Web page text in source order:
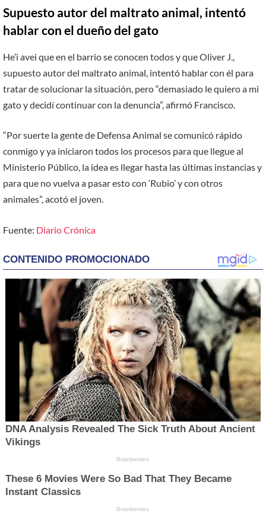
Supuesto autor del maltrato animal, intentó
hablar con el dueño del gato
He’i avei que en el barrio se conocen todos y que Oliver J.,
supuesto autor del maltrato animal, intentó hablar con él para
tratar de solucionar la situación, pero “demasiado le quiero a mi
gato y decidí continuar con la denuncia”, afirmó Francisco.
“Por suerte la gente de Defensa Animal se comunicó rápido
conmigo y ya iniciaron todos los procesos para que llegue al
Ministerio Público, la idea es llegar hasta las últimas instancias y
para que no vuelva a pasar esto con ‘Rubio’ y con otros
animales”, acotó el joven.
Fuente: Diario Crónica